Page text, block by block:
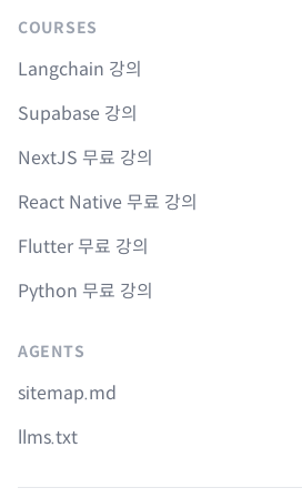
COURSES
Langchain 강의
Supabase 강의
NextJS 무료 강의
React Native 무료 강의
Flutter 무료 강의
Python 무료 강의
AGENTS
sitemap.md
llms.txt